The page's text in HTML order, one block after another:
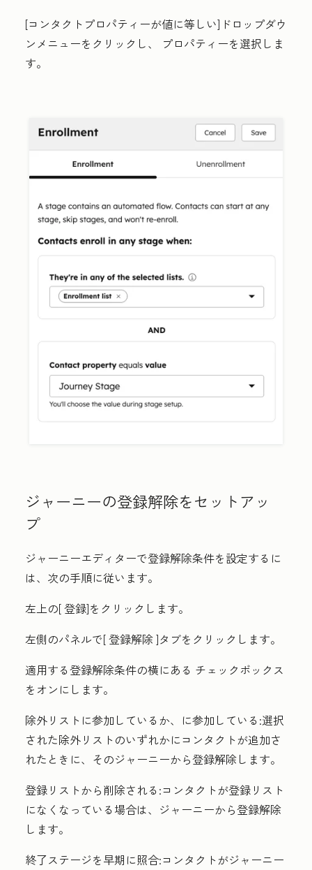
[コンタクトプロパティーが値に等しい]ドロップダウ
ンメニューをクリックし、
プロパティーを選択しま
す。
ジャーニーの登録解除をセットアッ
プ
ジャーニーエディターで登録解除条件を設定するに
は、次の手順に従います。
左上の[登録]をクリックします。
左側のパネルで[登録解除]タブをクリックします。
適用する登録解除条件の横にある チェックボックス
をオンにします。
除外リストに参加しているか、に参加している:選択
された除外リストのいずれかにコンタクトが追加さ
れたときに、そのジャーニーから登録解除します。
登録リストから削除される:コンタクトが登録リスト
になくなっている場合は、ジャーニーから登録解除
します。
終了ステージを早期に照合:コンタクトがジャーニー